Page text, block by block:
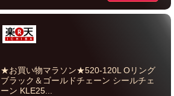
★お買い物マラソン★520-120L Oリング
ブラック＆ゴールドチェーン シールチェ
ーン KLE25...